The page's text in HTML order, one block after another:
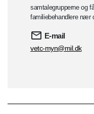
samtalegrupperne og
familiebehandlere nær
E-mail
vetc-myn@mil.dk